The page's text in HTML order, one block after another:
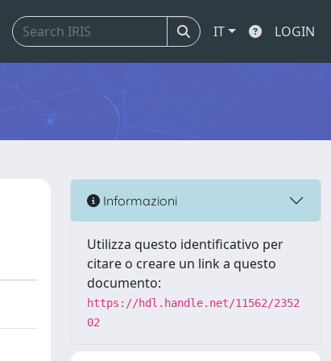
IT LOGIN
Informazioni
Utilizza questo identificativo per
citare o creare un link a questo
documento:
https://hdl.handle.net/11562/2352
02